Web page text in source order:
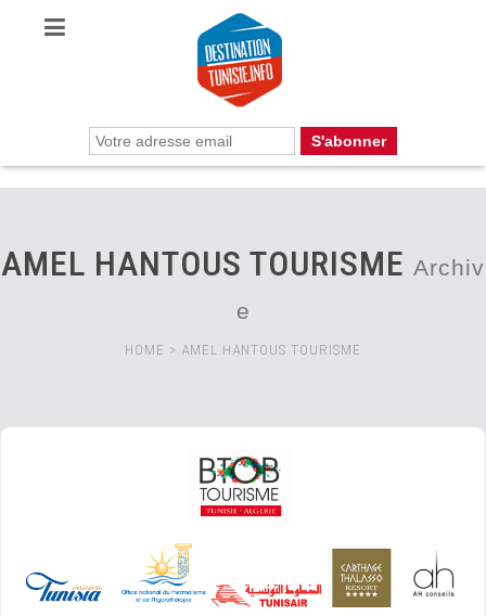
AMEL HANTOUS TOURISME Archiv
e
HOME > AMEL HANTOUS TOURISME